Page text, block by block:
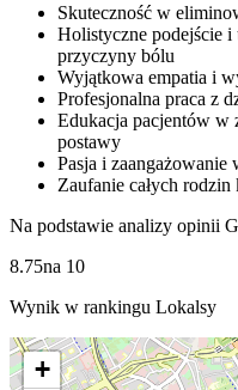
Skuteczność w
Holistyczne podejście i
przyczyny bólu
Wyjątkowa empatia i
Profesjonalna praca z
Edukacja pacjentów w
postawy
Pasja i zaangażowanie
Zaufanie całych rodzin
Na podstawie analizy opinii
8.75na 10
Wynik w rankingu Lokalsy
+